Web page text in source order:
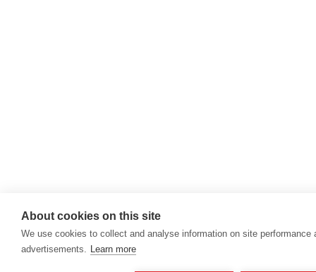
About cookies on this site
We use cookies to collect and analyse information on site
advertisements. Learn more